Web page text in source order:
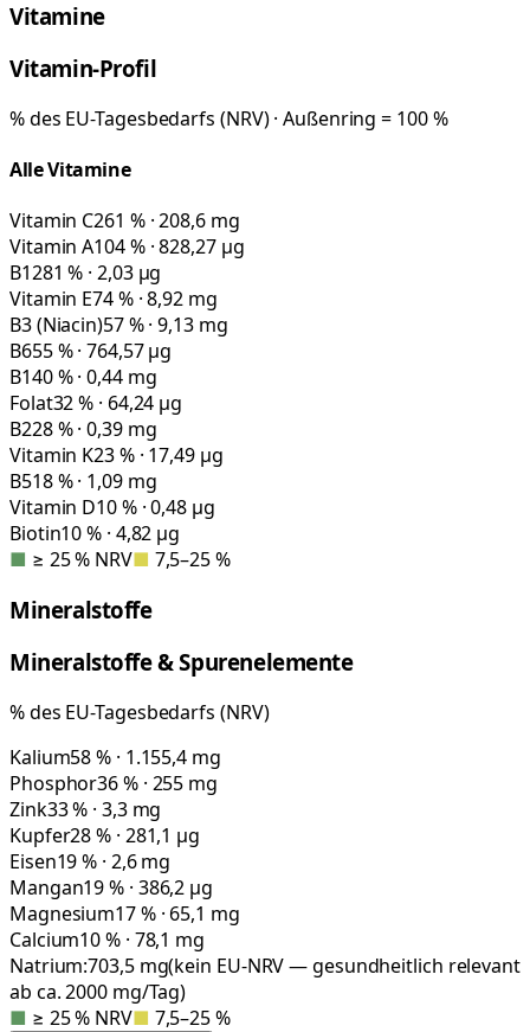
Vitamine
Vitamin-Profil
% des EU-Tagesbedarfs (NRV) · Außenring = 100 %
Alle Vitamine
Vitamin C261 % · 208,6 mg
Vitamin A104 % · 828,27 µg
B1281 % · 2,03 µg
Vitamin E74 % · 8,92 mg
B3 (Niacin)57 % · 9,13 mg
B655 % · 764,57 µg
B140 % · 0,44 mg
Folat32 % · 64,24 µg
B228 % · 0,39 mg
Vitamin K23 % · 17,49 µg
B518 % · 1,09 mg
Vitamin D10 % · 0,48 µg
Biotin10 % · 4,82 µg
■ ≥ 25 % NRV■ 7,5–25 %
Mineralstoffe
Mineralstoffe & Spurenelemente
% des EU-Tagesbedarfs (NRV)
Kalium58 % · 1.155,4 mg
Phosphor36 % · 255 mg
Zink33 % · 3,3 mg
Kupfer28 % · 281,1 µg
Eisen19 % · 2,6 mg
Mangan19 % · 386,2 µg
Magnesium17 % · 65,1 mg
Calcium10 % · 78,1 mg
Natrium:703,5mg(kein EU-NRV — gesundheitlich relevant
ab ca. 2000 mg/Tag)
■ ≥ 25 % NRV■ 7,5–25 %